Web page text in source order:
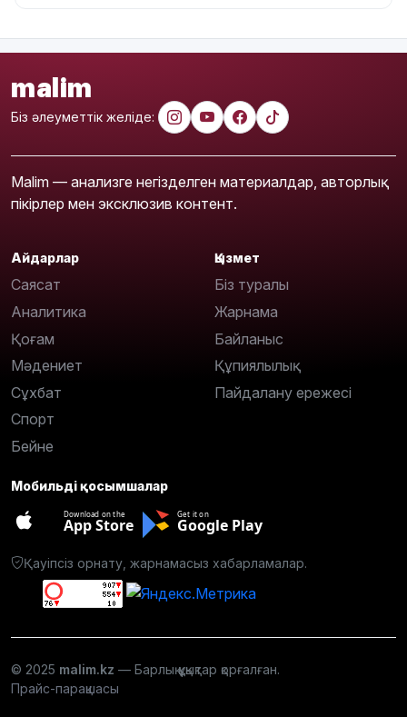
malim
Біз әлеуметтік желіде:
Malim — анализге негізделген материалдар, авторлық
пікірлер мен эксклюзив контент.
Айдарлар
Саясат
Аналитика
Қоғам
Мәдениет
Сұхбат
Спорт
Бейне
Қызмет
Біз туралы
Жарнама
Байланыс
Құпиялылық
Пайдалану ережесі
Мобильді қосымшалар
Download on the
App Store
Get it on
Google Play
Қауіпсіз орнату, жарнамасыз хабарламалар.
© 2025 malim.kz — Барлық құқықтар қорғалған.
Прайс-парақшасы